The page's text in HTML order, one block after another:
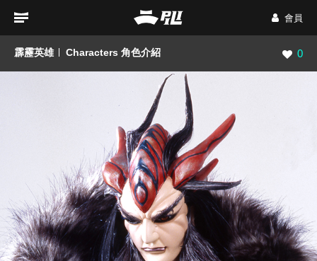
會員
霹靂英雄 Characters 角色介紹 瀏覽
0